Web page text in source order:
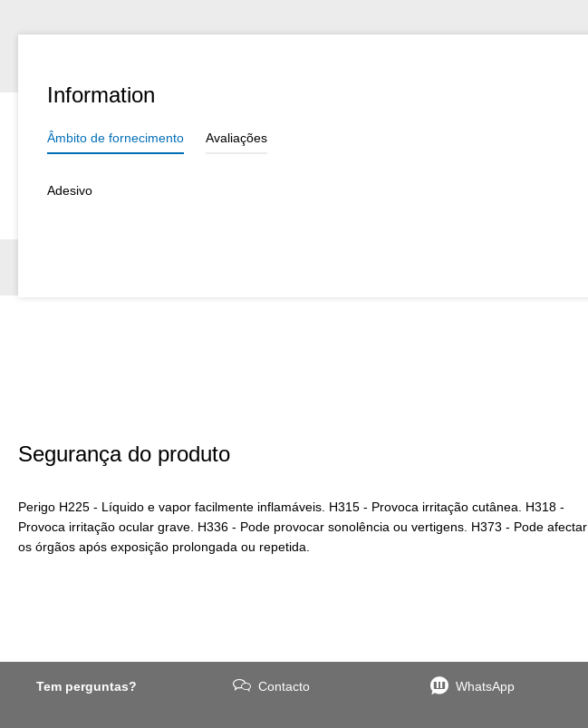
Information
Âmbito de fornecimento Avaliações
Adesivo
Segurança do produto
Perigo H225 - Líquido e vapor facilmente inflamáveis. H315 - Provoca irritação cutânea. H318 -
Provoca irritação ocular grave. H336 - Pode provocar sonolência ou vertigens. H373 - Pode afectar
os órgãos após exposição prolongada ou repetida.
Tem perguntas? Contacto WhatsApp